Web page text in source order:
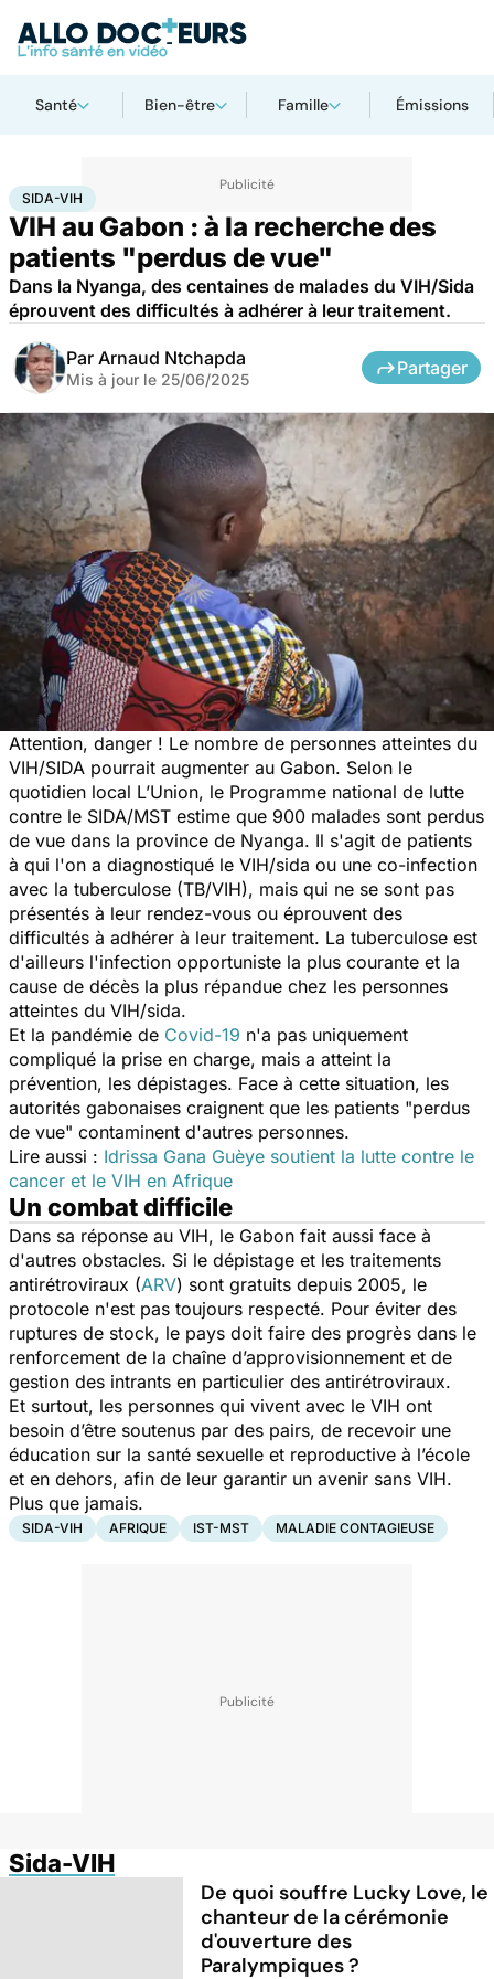
Santé Bien-être Famille Émissions
AccueilSanté Maladies infectieuses
SIDA-VIH
VIH au Gabon : à la recherche des
patients "perdus de vue"
Dans la Nyanga, des centaines de malades du VIH/Sida
éprouvent des difficultés à adhérer à leur traitement.
Par Arnaud Ntchapda
Mis à jour le 25/06/2025
Partager
Attention, danger ! Le nombre de personnes atteintes du
VIH/SIDA pourrait augmenter au Gabon. Selon le
quotidien local L’Union, le Programme national de lutte
contre le SIDA/MST estime que 900 malades sont perdus
de vue dans la province de Nyanga. Il s'agit de patients
à qui l'on a diagnostiqué le VIH/sida ou une co-infection
avec la tuberculose (TB/VIH), mais qui ne se sont pas
présentés à leur rendez-vous ou éprouvent des
difficultés à adhérer à leur traitement. La tuberculose est
d'ailleurs l'infection opportuniste la plus courante et la
cause de décès la plus répandue chez les personnes
atteintes du VIH/sida.
Et la pandémie de Covid-19 n'a pas uniquement
compliqué la prise en charge, mais a atteint la
prévention, les dépistages. Face à cette situation, les
autorités gabonaises craignent que les patients "perdus
de vue" contaminent d'autres personnes.
Lire aussi : Idrissa Gana Guèye soutient la lutte contre le
cancer et le VIH en Afrique
Un combat difficile
Dans sa réponse au VIH, le Gabon fait aussi face à
d'autres obstacles. Si le dépistage et les traitements
antirétroviraux (ARV) sont gratuits depuis 2005, le
protocole n'est pas toujours respecté. Pour éviter des
ruptures de stock, le pays doit faire des progrès dans le
renforcement de la chaîne d’approvisionnement et de
gestion des intrants en particulier des antirétroviraux.
Et surtout, les personnes qui vivent avec le VIH ont
besoin d’être soutenus par des pairs, de recevoir une
éducation sur la santé sexuelle et reproductive à l’école
et en dehors, afin de leur garantir un avenir sans VIH.
Plus que jamais.
SIDA-VIH AFRIQUE IST-MST MALADIE CONTAGIEUSE
Sida-VIH
De quoi souffre Lucky Love, le
chanteur de la cérémonie
d'ouverture des
Paralympiques ?